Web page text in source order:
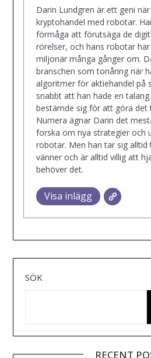
Darin Lundgren är ett geni
kryptohandel med robotar.
förmåga att förutsäga de
rörelser, och hans robotar
miljonär många gånger om.
branschen som tonåring när
algoritmer för aktiehandel på
snabbt att han hade en
bestämde sig för att göra det
Numera ägnar Darin det
forska om nya strategier och
robotar. Men han tar sig
vänner och är alltid villig att
behöver det.
Visa inlägg
SÖK
RECENT